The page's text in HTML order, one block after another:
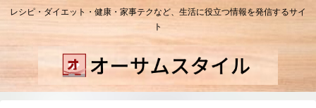
レシピ・ダイエット・健康・家事テクなど、生活に役立つ情報を発信するサイ
ト